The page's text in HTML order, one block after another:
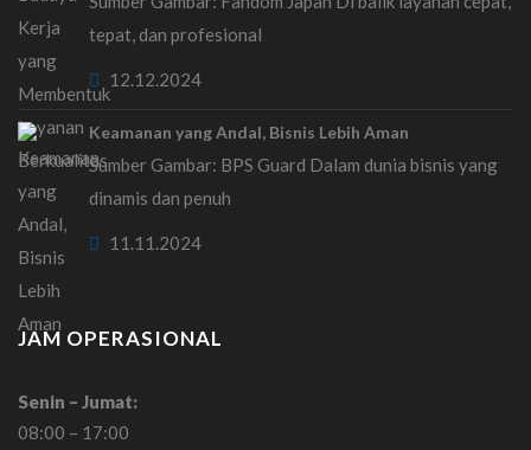
tepat, dan profesional
12.12.2024
Keamanan yang Andal, Bisnis Lebih Aman
Sumber Gambar: BPS Guard Dalam dunia bisnis yang
dinamis dan penuh
11.11.2024
JAM OPERASIONAL
Senin – Jumat:
08:00 – 17:00